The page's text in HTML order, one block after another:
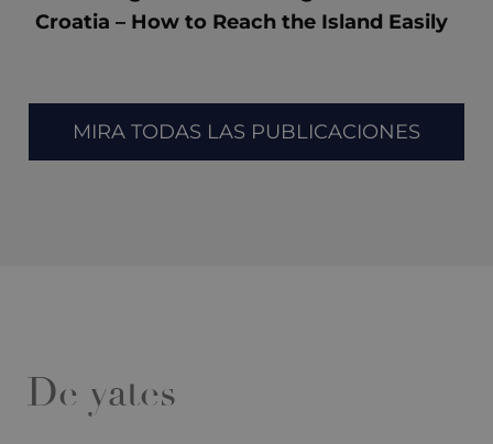
Croatia – How to Reach the Island Easily
MIRA TODAS LAS PUBLICACIONES
De yates